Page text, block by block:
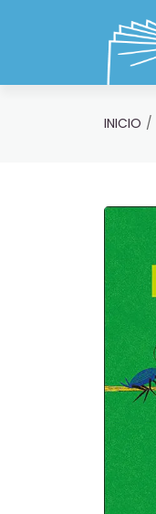
INICIO